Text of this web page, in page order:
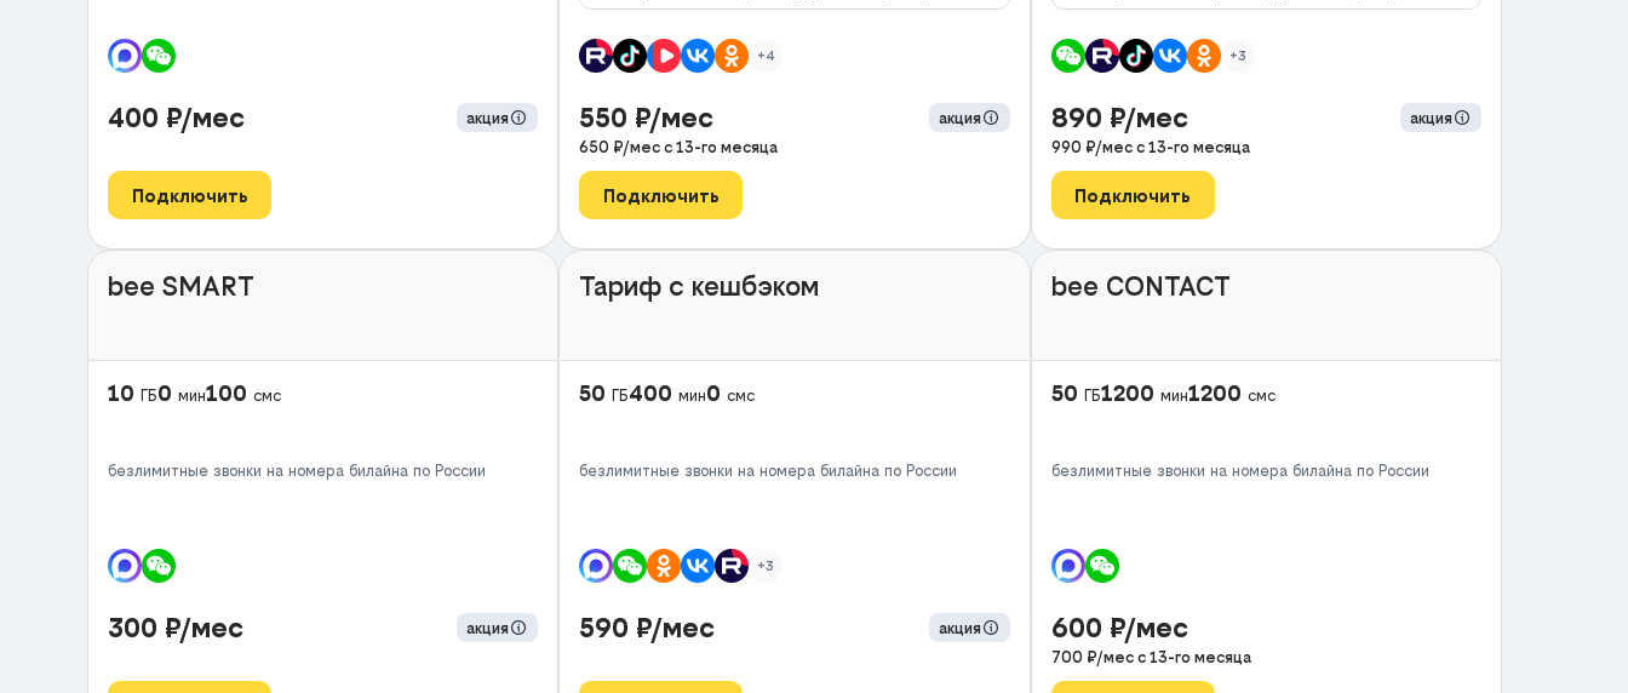
400 ₽/мес акция
Подключить
+4
550 ₽/мес
акция
650 ₽/мес с13-го месяца
Подключить
+3
890 ₽/мес
акция
990 ₽/мес с 13-го месяца
Подключить
bee SMART
10 ГБ0 мин100 смс
безлимитные звонки на номера билайна по России
300 ₽/мес акция
Тариф с кешбэком
50 ГБ400 мин0 смс
безлимитные звонки на номера билайна по России
+3
590 ₽/мес акция
bee CONTACT
50 ГБ1200 мин1200 смс
безлимитные звонки на номера билайна по России
600 ₽/мес
700 ₽/мес с 13-го месяца